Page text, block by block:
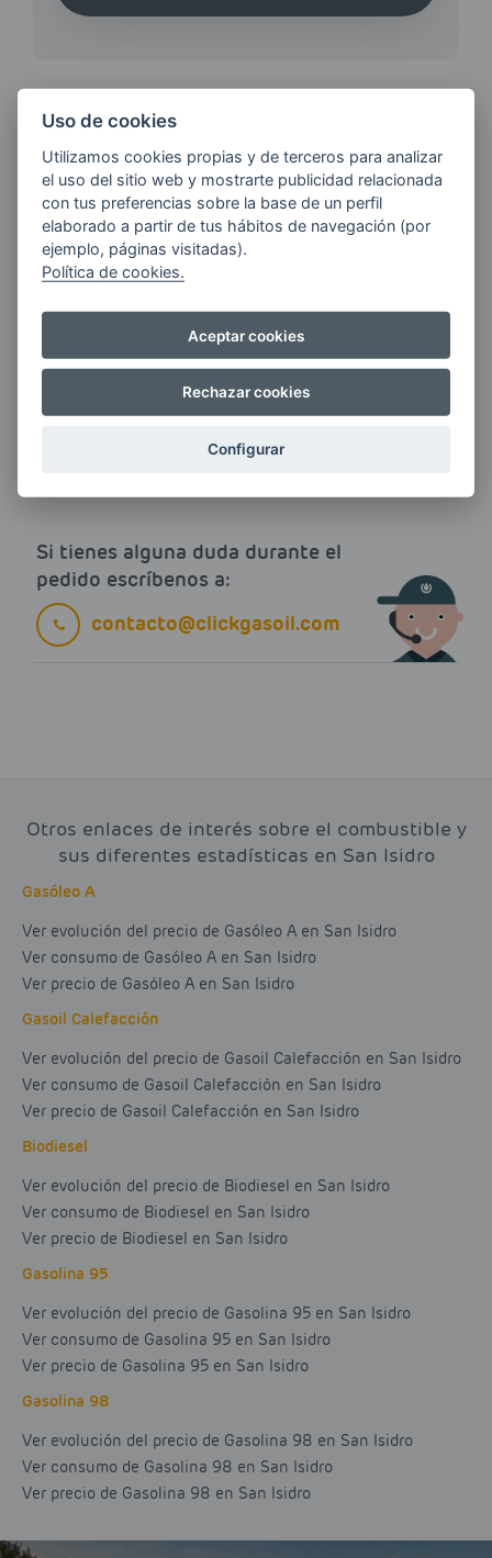
¿QUIERES ESTAR AL DÍA DE
LAS
ÚLTIMAS NOVEDADES?
E-MAIL
Quiero recibir las últimas novedades de AVIA
Si tienes alguna duda durante el
pedido escríbenos a:
contacto@clickgasoil.com
Otros enlaces de interés sobre el combustible y
sus diferentes estadísticas en San Isidro
Gasóleo A
Ver evolución del precio de Gasóleo A en San Isidro
Ver consumo de Gasóleo A en San Isidro
Ver precio de Gasóleo A en San Isidro
Gasoil Calefacción
Ver evolución del precio de Gasoil Calefacción en San Isidro
Ver consumo de Gasoil Calefacción en San Isidro
Ver precio de Gasoil Calefacción en San Isidro
Biodiesel
Ver evolución del precio de Biodiesel en San Isidro
Ver consumo de Biodiesel en San Isidro
Ver precio de Biodiesel en San Isidro
Gasolina 95
Ver evolución del precio de Gasolina 95 en San Isidro
Ver consumo de Gasolina 95 en San Isidro
Ver precio de Gasolina 95 en San Isidro
Gasolina 98
Ver evolución del precio de Gasolina 98 en San Isidro
Ver consumo de Gasolina 98 en San Isidro
Ver precio de Gasolina 98 en San Isidro
Uso de cookies
Utilizamos cookies propias y de terceros para analizar
el uso del sitio web y mostrarte publicidad relacionada
con tus preferencias sobre la base de un perfil
elaborado a partir de tus hábitos de navegación (por
ejemplo, páginas visitadas).
Política de cookies.
Aceptar cookies
Rechazar cookies
Configurar